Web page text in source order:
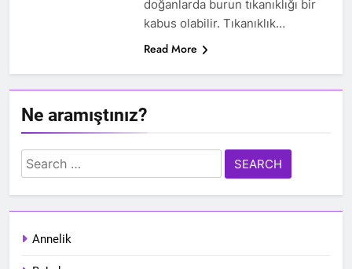
doğanlarda burun tıkanıklığı bir
kabus olabilir. Tıkanıklık…
Read More
Ne aramıştınız?
Search
for:
Annelik